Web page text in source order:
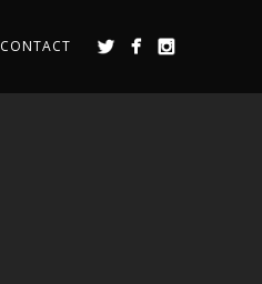
CONTACT